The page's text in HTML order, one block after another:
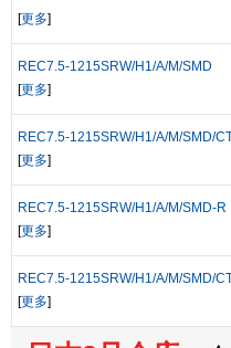
[更多]
REC7.5-1215SRW/H1/A/M/SMD
[更多]
REC7.5-1215SRW/H1/A/M/SMD/
[更多]
REC7.5-1215SRW/H1/A/M/SMD-R
[更多]
REC7.5-1215SRW/H1/A/M/SMD/
[更多]